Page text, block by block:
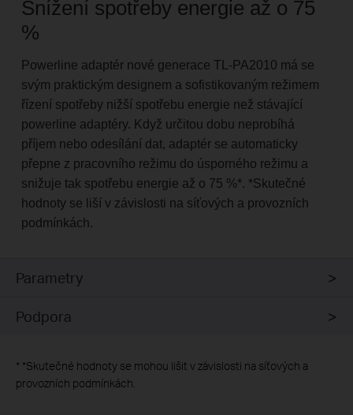
Snížení spotřeby energie až o 75
%
Powerline adaptér nové generace TL-PA2010 má se
svým praktickým designem a sofistikovaným režimem
řízení spotřeby nižší spotřebu energie než stávající
powerline adaptéry. Když určitou dobu neprobíhá
příjem nebo odesílání dat, adaptér se automaticky
přepne z pracovního režimu do úsporného režimu a
snižuje tak spotřebu energie až o 75 %*. *Skutečné
hodnoty se liší v závislosti na síťových a provozních
podmínkách.
Parametry
Podpora
* *Skutečné hodnoty se mohou lišit v závislosti na síťových a
provozních podmínkách.